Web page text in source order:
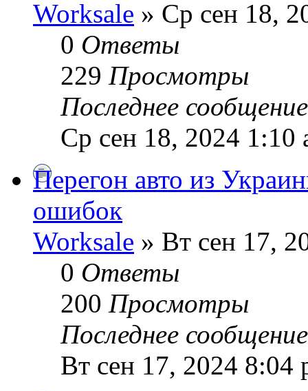
Worksale » Ср сен 18,
0 Ответы
229 Просмотры
Последнее
Ср сен 18, 2024 1:10
Перегон авто из
ошибок
Worksale » Вт сен 17,
0 Ответы
200 Просмотры
Последнее
Вт сен 17, 2024 8:04